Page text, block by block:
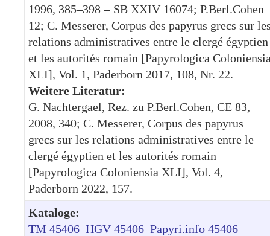
1996, 385–398 = SB XXIV 16074; P.Berl.Cohen
12; C. Messerer, Corpus des papyrus grecs sur
relations administratives entre le clergé égyptien
et les autorités romain [Papyrologica
XLI], Vol. 1, Paderborn 2017, 108, Nr. 22.
Weitere Literatur:
G. Nachtergael, Rez. zu P.Berl.Cohen, CE 83,
2008, 340; C. Messerer, Corpus des papyrus
grecs sur les relations administratives entre le
clergé égyptien et les autorités romain
[Papyrologica Coloniensia XLI], Vol. 4,
Paderborn 2022, 157.
Kataloge:
TM 45406 HGV 45406 Papyri.info 45406